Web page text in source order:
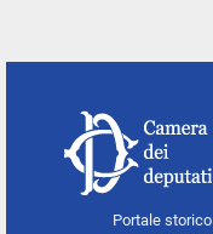
Portale storico